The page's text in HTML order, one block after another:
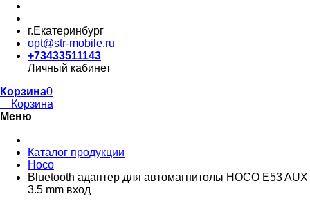
г.Екатеринбург
opt@str-mobile.ru
+73433511143
Личный кабинет
Корзина0
Корзина
Меню
Каталог продукции
Hoco
Bluetooth адаптер для автомагнитолы HOCO E53 AUX
3.5 mm вход